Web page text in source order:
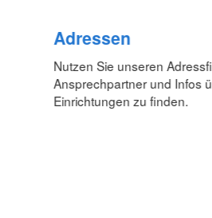
Adressen
Nutzen Sie unseren
Ansprechpartner und Infos
Einrichtungen zu finden.